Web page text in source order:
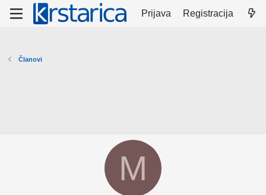
Prijava Registracija
Članovi
M